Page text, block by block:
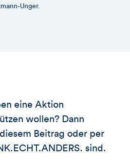
Unger.
eine Aktion
wollen? Dann
Beitrag oder per
sind.